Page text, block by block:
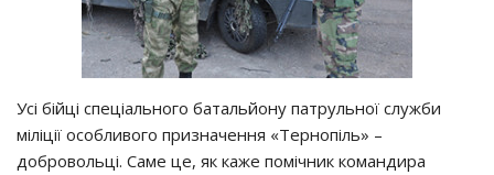
Усі бійці спеціального батальйону патрульної служби
міліції особливого призначення «Тернопіль» –
добровольці. Саме це, як каже помічник командира